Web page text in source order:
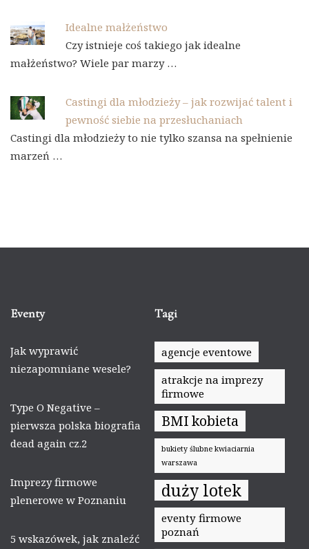
Idealne małżeństwo
Czy istnieje coś takiego jak idealne
małżeństwo? Wiele par marzy …
Castingi dla młodzieży – jak rozwijać talent i
pewność siebie na przesłuchaniach
Castingi dla młodzieży to nie tylko szansa na spełnienie
marzeń …
Eventy
Jak wyprawić
niezapomniane wesele?
Type O Negative –
pierwsza polska biografia
dead again cz.2
Imprezy firmowe
plenerowe w Poznaniu
5 wskazówek, jak znaleźć
Tagi
agencje eventowe
atrakcje na imprezy
firmowe
BMI kobieta
bukiety ślubne kwiaciarnia
warszawa
duży lotek
eventy firmowe
poznań